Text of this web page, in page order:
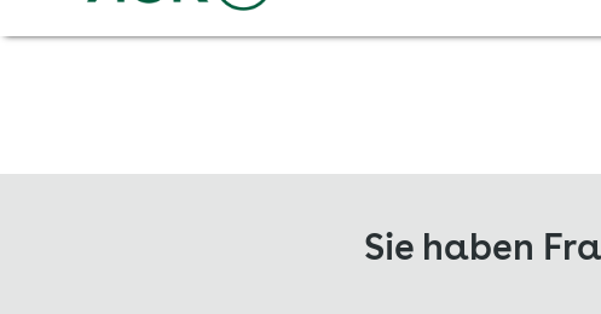
Sie haben